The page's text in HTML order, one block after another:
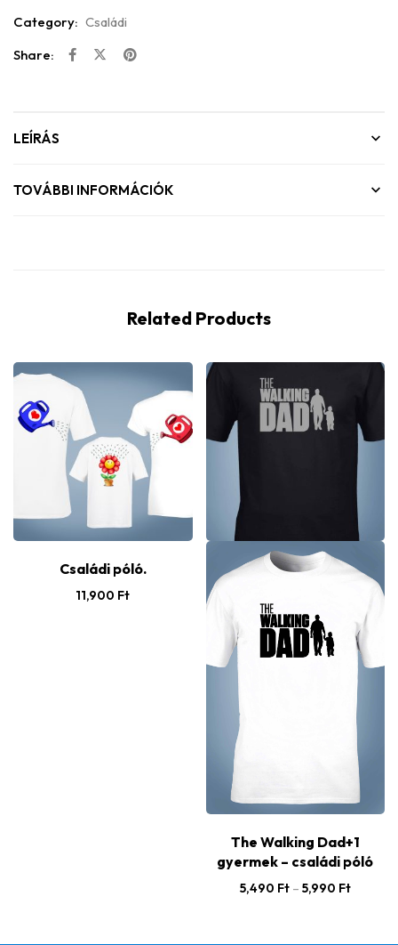
Category: Családi
Share:
LEÍRÁS
TOVÁBBI INFORMÁCIÓK
Related Products
Családi póló.
11,900 Ft
The Walking Dad+1
gyermek – családi póló
5,490 Ft – 5,990 Ft